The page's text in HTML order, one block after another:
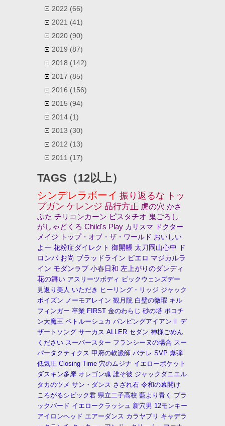
2022 (66)
2021 (41)
2020 (90)
2019 (87)
2018 (142)
2017 (85)
2016 (156)
2015 (94)
2014 (1)
2013 (30)
2012 (13)
2011 (17)
TAGS（12以上）
シンデレラボーイ 振り返るな トッ
プガン ケレンジ 品行方正 虎の穴 かさ
ぶた チリコンカーン ピスタチオ 鬼ごろし
がしゃどくろ Child's Play カリスマ
ドクター
メイジ
トップ・オブ・ザ・ワールド おいしい
よー 花粉症ダイレクト 御開帳 太刀岡山心中
ド
ロンパ お尚 ブラッドライン ピエロ マジカルラ
イン モダンラブ 小春日和 左上がりのダンディ
花の舞い アスリーツボディ ビックウェンズデー
見返り美人 いただき ヒーリング・リッジ ジャック
ポイズン ノーモアレイン 観月院 白壁の微瑕 キル
フィンガー 卒業 FIRST 金のわらじ 砂の塔 ポコチ
ン大魔王 ペトルーシュカ パンピングアイアンⅡ デ
ザートソング サーカス ALLER セダン 神様ごめん
ください スーパースター フランシーヌの場合 スー
パータクティクス 甲府の軟派師 バテレ SVP 爆弾
低気圧 Closing Time 穴のムジナ イエローポケット
ダスキン多摩 オレゴン魂 誰そ彼 ジャックダニエル
タカのツメ サン・ダンス さざれ石 令和の幕開け
ころがるシビック君 県立二子高校 藍より青く ブラ
ックバード イエロークラッシュ 新穴男 12モンキー
アイロンヘッド エアーダンス カラヤブリ キャデラ